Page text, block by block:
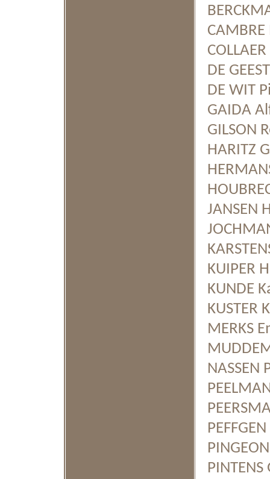
DE
DE WIT
GAIDA
GILSON
HARITZ
JANSEN
KUIPER
KUNDE
KUSTER
MERKS
NASSEN